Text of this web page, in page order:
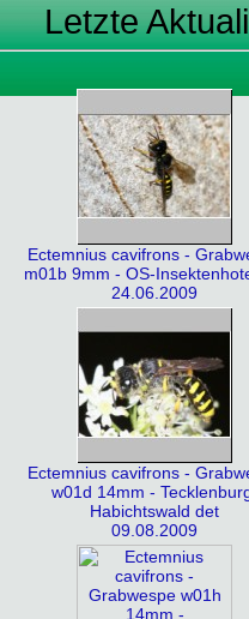
Letzte
Ectemnius cavifrons -
m01b 9mm - OS-
24.06.2009
Ectemnius cavifrons -
w01d 14mm -
Habichtswald det
09.08.2009